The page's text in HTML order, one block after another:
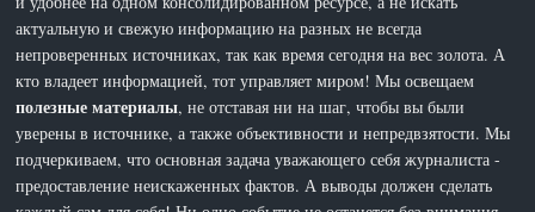
актуальную и свежую информацию на разных не всегда
непроверенных источниках, так как время сегодня на вес золота. А
кто владеет информацией, тот управляет миром! Мы освещаем
полезные материалы, не отставая ни на шаг, чтобы вы были
уверены в источнике, а также объективности и непредвзятости. Мы
подчеркиваем, что основная задача уважающего себя журналиста -
предоставление неискаженных фактов. А выводы должен сделать